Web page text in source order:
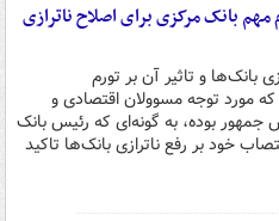
بانک مرکزی برای اصلاح ناترازی
بانک‌ها و تاثیر آن بر تورم
مورد توجه مسوولان اقتصادی و
بوده، به گونه‌ای که رئیس بانک
خود بر رفع ناترازی بانک‌ها تاکید